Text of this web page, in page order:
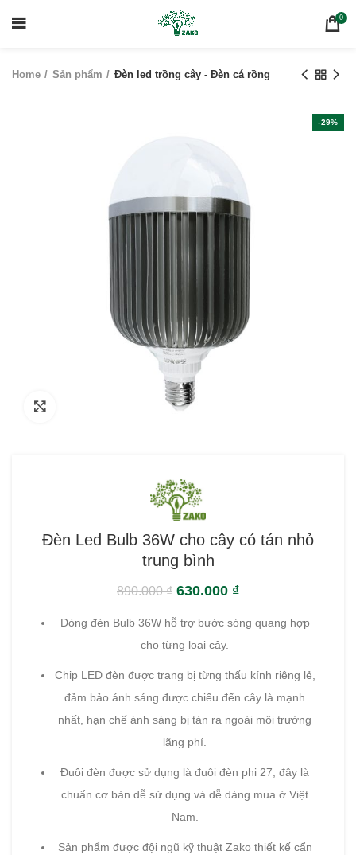
0
Home Sản phẩm Đèn led trồng cây - Đèn cá rồng
-29%
Đèn Led Bulb 36W cho cây có tán nhỏ
trung bình
890.000₫ 630.000 ₫
Dòng đèn Bulb 36W hỗ trợ bước sóng quang hợp
cho từng loại cây.
Chip LED đèn được trang bị từng thấu kính riêng lẻ,
đảm bảo ánh sáng được chiếu đến cây là mạnh
nhất, hạn chế ánh sáng bị tản ra ngoài môi trường
lãng phí.
Đuôi đèn được sử dụng là đuôi đèn phi 27, đây là
chuẩn cơ bản dễ sử dụng và dễ dàng mua ở Việt
Nam.
Sản phẩm được đội ngũ kỹ thuật Zako thiết kế cẩn